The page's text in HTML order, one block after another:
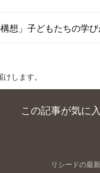
想」子どもたちの学び
します。
この記事が気に
リシードの最